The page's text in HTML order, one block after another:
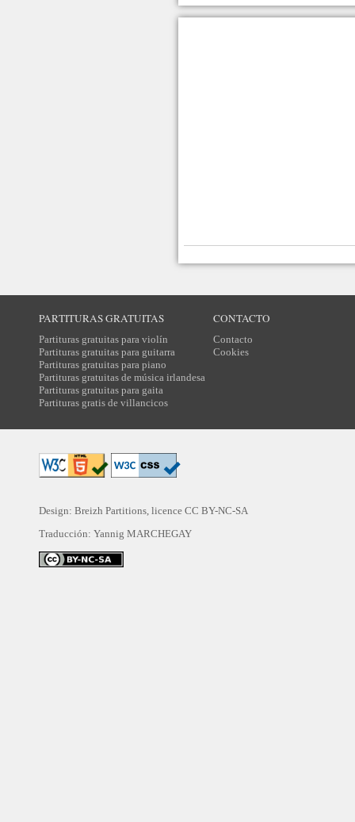
PARTITURAS GRATUITAS
Partituras gratuitas para violín
Partituras gratuitas para guitarra
Partituras gratuitas para piano
Partituras gratuitas de música irlandesa
Partituras gratuitas para gaita
Partituras gratis de villancicos
CONTACTO
Contacto
Cookies
Design: Breizh Partitions, licence CC BY-NC-SA
Traducción: Yannig MARCHEGAY